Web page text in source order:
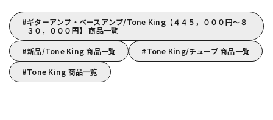
ギターアンプ・ベースアンプ/Tone King【４４５，０００円～８
３０，０００円】 商品一覧
新品/Tone King 商品一覧
Tone King/チューブ 商品一覧
Tone King 商品一覧